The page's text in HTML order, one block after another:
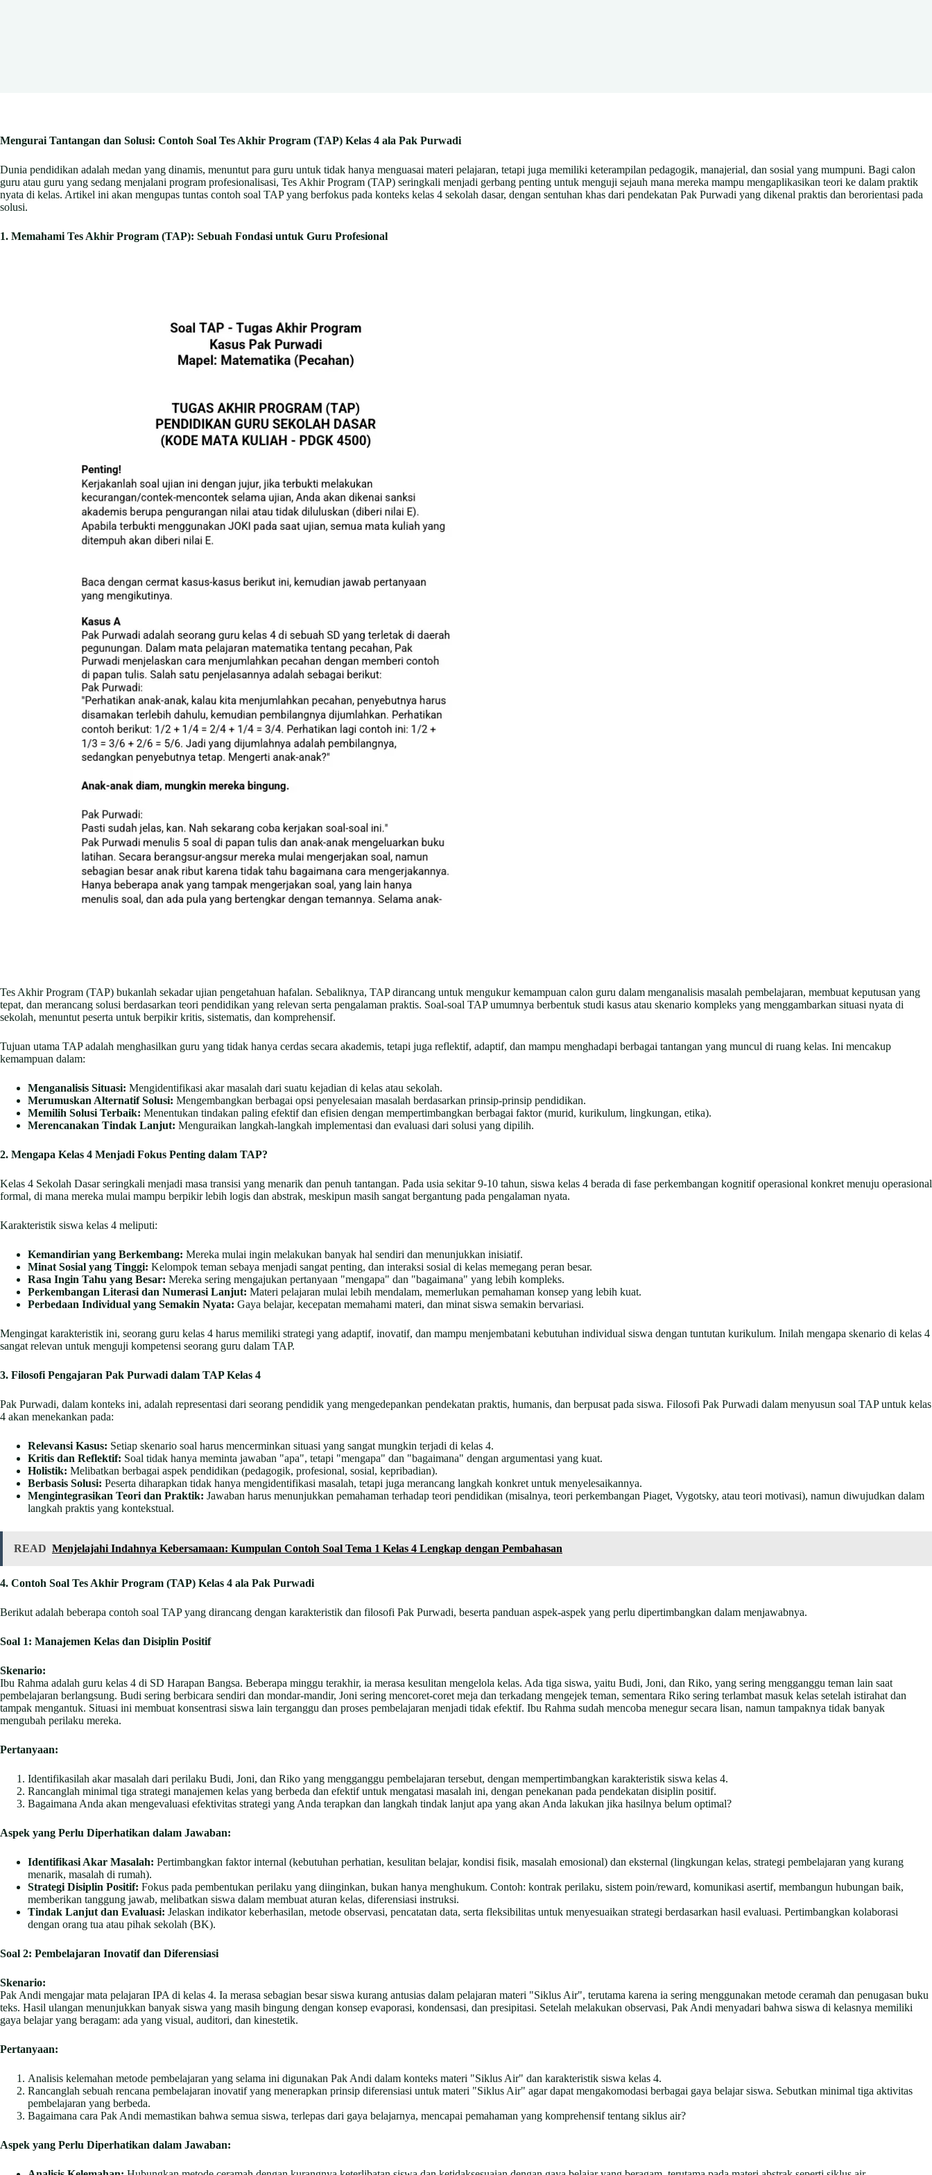
Mengurai Tantangan dan Solusi: Contoh Soal Tes Akhir Program (TAP) Kelas 4 ala Pak Purwadi
Dunia pendidikan adalah medan yang dinamis, menuntut para guru untuk tidak hanya menguasai materi pelajaran, tetapi juga memiliki keterampilan pedagogik, manajerial, dan sosial yang mumpuni. Bagi calon
guru atau guru yang sedang menjalani program profesionalisasi, Tes Akhir Program (TAP) seringkali menjadi gerbang penting untuk menguji sejauh mana mereka mampu mengaplikasikan teori ke dalam praktik
nyata di kelas. Artikel ini akan mengupas tuntas contoh soal TAP yang berfokus pada konteks kelas 4 sekolah dasar, dengan sentuhan khas dari pendekatan Pak Purwadi yang dikenal praktis dan berorientasi pada
solusi.
1. Memahami Tes Akhir Program (TAP): Sebuah Fondasi untuk Guru Profesional
Tes Akhir Program (TAP) bukanlah sekadar ujian pengetahuan hafalan. Sebaliknya, TAP dirancang untuk mengukur kemampuan calon guru dalam menganalisis masalah pembelajaran, membuat keputusan yang
tepat, dan merancang solusi berdasarkan teori pendidikan yang relevan serta pengalaman praktis. Soal-soal TAP umumnya berbentuk studi kasus atau skenario kompleks yang menggambarkan situasi nyata di
sekolah, menuntut peserta untuk berpikir kritis, sistematis, dan komprehensif.
Tujuan utama TAP adalah menghasilkan guru yang tidak hanya cerdas secara akademis, tetapi juga reflektif, adaptif, dan mampu menghadapi berbagai tantangan yang muncul di ruang kelas. Ini mencakup
kemampuan dalam:
Menganalisis Situasi: Mengidentifikasi akar masalah dari suatu kejadian di kelas atau sekolah.
Merumuskan Alternatif Solusi: Mengembangkan berbagai opsi penyelesaian masalah berdasarkan prinsip-prinsip pendidikan.
Memilih Solusi Terbaik: Menentukan tindakan paling efektif dan efisien dengan mempertimbangkan berbagai faktor (murid, kurikulum, lingkungan, etika).
Merencanakan Tindak Lanjut: Menguraikan langkah-langkah implementasi dan evaluasi dari solusi yang dipilih.
2. Mengapa Kelas 4 Menjadi Fokus Penting dalam TAP?
Kelas 4 Sekolah Dasar seringkali menjadi masa transisi yang menarik dan penuh tantangan. Pada usia sekitar 9-10 tahun, siswa kelas 4 berada di fase perkembangan kognitif operasional konkret menuju operasional
formal, di mana mereka mulai mampu berpikir lebih logis dan abstrak, meskipun masih sangat bergantung pada pengalaman nyata.
Karakteristik siswa kelas 4 meliputi:
Kemandirian yang Berkembang: Mereka mulai ingin melakukan banyak hal sendiri dan menunjukkan inisiatif.
Minat Sosial yang Tinggi: Kelompok teman sebaya menjadi sangat penting, dan interaksi sosial di kelas memegang peran besar.
Rasa Ingin Tahu yang Besar: Mereka sering mengajukan pertanyaan "mengapa" dan "bagaimana" yang lebih kompleks.
Perkembangan Literasi dan Numerasi Lanjut: Materi pelajaran mulai lebih mendalam, memerlukan pemahaman konsep yang lebih kuat.
Perbedaan Individual yang Semakin Nyata: Gaya belajar, kecepatan memahami materi, dan minat siswa semakin bervariasi.
Mengingat karakteristik ini, seorang guru kelas 4 harus memiliki strategi yang adaptif, inovatif, dan mampu menjembatani kebutuhan individual siswa dengan tuntutan kurikulum. Inilah mengapa skenario di kelas 4
sangat relevan untuk menguji kompetensi seorang guru dalam TAP.
3. Filosofi Pengajaran Pak Purwadi dalam TAP Kelas 4
Pak Purwadi, dalam konteks ini, adalah representasi dari seorang pendidik yang mengedepankan pendekatan praktis, humanis, dan berpusat pada siswa. Filosofi Pak Purwadi dalam menyusun soal TAP untuk kelas
4 akan menekankan pada:
Relevansi Kasus: Setiap skenario soal harus mencerminkan situasi yang sangat mungkin terjadi di kelas 4.
Kritis dan Reflektif: Soal tidak hanya meminta jawaban "apa", tetapi "mengapa" dan "bagaimana" dengan argumentasi yang kuat.
Holistik: Melibatkan berbagai aspek pendidikan (pedagogik, profesional, sosial, kepribadian).
Berbasis Solusi: Peserta diharapkan tidak hanya mengidentifikasi masalah, tetapi juga merancang langkah konkret untuk menyelesaikannya.
Mengintegrasikan Teori dan Praktik: Jawaban harus menunjukkan pemahaman terhadap teori pendidikan (misalnya, teori perkembangan Piaget, Vygotsky, atau teori motivasi), namun diwujudkan dalam
langkah praktis yang kontekstual.
READ Menjelajahi Indahnya Kebersamaan: Kumpulan Contoh Soal Tema 1 Kelas 4 Lengkap dengan Pembahasan
4. Contoh Soal Tes Akhir Program (TAP) Kelas 4 ala Pak Purwadi
Berikut adalah beberapa contoh soal TAP yang dirancang dengan karakteristik dan filosofi Pak Purwadi, beserta panduan aspek-aspek yang perlu dipertimbangkan dalam menjawabnya.
Soal 1: Manajemen Kelas dan Disiplin Positif
Skenario:
Ibu Rahma adalah guru kelas 4 di SD Harapan Bangsa. Beberapa minggu terakhir, ia merasa kesulitan mengelola kelas. Ada tiga siswa, yaitu Budi, Joni, dan Riko, yang sering mengganggu teman lain saat
pembelajaran berlangsung. Budi sering berbicara sendiri dan mondar-mandir, Joni sering mencoret-coret meja dan terkadang mengejek teman, sementara Riko sering terlambat masuk kelas setelah istirahat dan
tampak mengantuk. Situasi ini membuat konsentrasi siswa lain terganggu dan proses pembelajaran menjadi tidak efektif. Ibu Rahma sudah mencoba menegur secara lisan, namun tampaknya tidak banyak
mengubah perilaku mereka.
Pertanyaan:
Identifikasilah akar masalah dari perilaku Budi, Joni, dan Riko yang mengganggu pembelajaran tersebut, dengan mempertimbangkan karakteristik siswa kelas 4.
Rancanglah minimal tiga strategi manajemen kelas yang berbeda dan efektif untuk mengatasi masalah ini, dengan penekanan pada pendekatan disiplin positif.
Bagaimana Anda akan mengevaluasi efektivitas strategi yang Anda terapkan dan langkah tindak lanjut apa yang akan Anda lakukan jika hasilnya belum optimal?
Aspek yang Perlu Diperhatikan dalam Jawaban:
Identifikasi Akar Masalah: Pertimbangkan faktor internal (kebutuhan perhatian, kesulitan belajar, kondisi fisik, masalah emosional) dan eksternal (lingkungan kelas, strategi pembelajaran yang kurang
menarik, masalah di rumah).
Strategi Disiplin Positif: Fokus pada pembentukan perilaku yang diinginkan, bukan hanya menghukum. Contoh: kontrak perilaku, sistem poin/reward, komunikasi asertif, membangun hubungan baik,
memberikan tanggung jawab, melibatkan siswa dalam membuat aturan kelas, diferensiasi instruksi.
Tindak Lanjut dan Evaluasi: Jelaskan indikator keberhasilan, metode observasi, pencatatan data, serta fleksibilitas untuk menyesuaikan strategi berdasarkan hasil evaluasi. Pertimbangkan kolaborasi
dengan orang tua atau pihak sekolah (BK).
Soal 2: Pembelajaran Inovatif dan Diferensiasi
Skenario:
Pak Andi mengajar mata pelajaran IPA di kelas 4. Ia merasa sebagian besar siswa kurang antusias dalam pelajaran materi "Siklus Air", terutama karena ia sering menggunakan metode ceramah dan penugasan buku
teks. Hasil ulangan menunjukkan banyak siswa yang masih bingung dengan konsep evaporasi, kondensasi, dan presipitasi. Setelah melakukan observasi, Pak Andi menyadari bahwa siswa di kelasnya memiliki
gaya belajar yang beragam: ada yang visual, auditori, dan kinestetik.
Pertanyaan:
Analisis kelemahan metode pembelajaran yang selama ini digunakan Pak Andi dalam konteks materi "Siklus Air" dan karakteristik siswa kelas 4.
Rancanglah sebuah rencana pembelajaran inovatif yang menerapkan prinsip diferensiasi untuk materi "Siklus Air" agar dapat mengakomodasi berbagai gaya belajar siswa. Sebutkan minimal tiga aktivitas
pembelajaran yang berbeda.
Bagaimana cara Pak Andi memastikan bahwa semua siswa, terlepas dari gaya belajarnya, mencapai pemahaman yang komprehensif tentang siklus air?
Aspek yang Perlu Diperhatikan dalam Jawaban: